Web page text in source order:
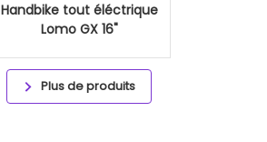
Handbike tout éléctrique
Lomo GX 16"
Plus de produits